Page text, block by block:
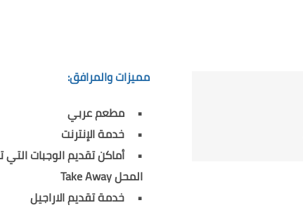
مميزات والمرافق:
مطعم عربي
خدمة الإنترنت
أماكن تقديم الوجبات
المحل Take Away
خدمة تقديم الاراجيل